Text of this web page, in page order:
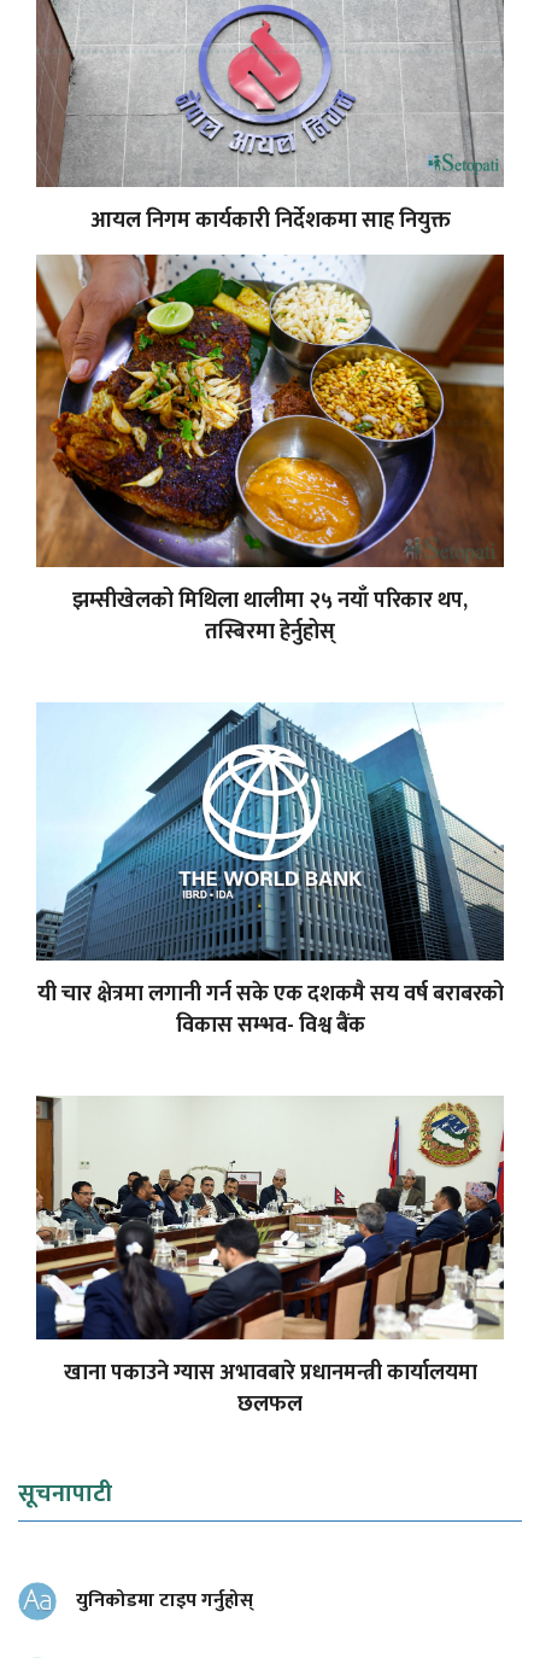
आयल निगम कार्यकारी निर्देशकमा साह नियुक्त
झम्सीखेलको मिथिला थालीमा २५ नयाँ परिकार थप,
तस्बिरमा हेर्नुहोस्
यी चार क्षेत्रमा लगानी गर्न सके एक दशकमै सय वर्ष बराबरको
विकास सम्भव- विश्व बैंक
खाना पकाउने ग्यास अभावबारे प्रधानमन्त्री कार्यालयमा
छलफल
सूचनापाटी
युनिकोडमा टाइप गर्नुहोस्